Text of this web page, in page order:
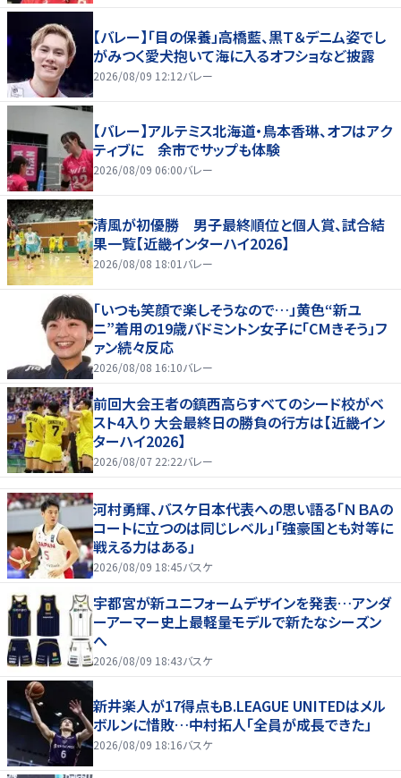
【バレー】「目の保養」高橋藍、黒Ｔ＆デニム姿でし
がみつく愛犬抱いて海に入るオフショなど披露
2026/08/09 12:12バレー
【バレー】アルテミス北海道・鳥本香琳、オフはアク
ティブに 余市でサップも体験
2026/08/09 06:00バレー
清風が初優勝 男子最終順位と個人賞、試合結
果一覧【近畿インターハイ2026】
2026/08/08 18:01 バレー
「いつも笑顔で楽しそうなので…」黄色“新ユ
ニ”着用の19歳バドミントン女子に「CMきそう」フ
ァン続々反応
2026/08/08 16:10バレー
前回大会王者の鎮西高らすべてのシード校がベ
スト4入り 大会最終日の勝負の行方は【近畿イン
ターハイ2026】
2026/08/07 22:22バレー
河村勇輝、バスケ日本代表への思い語る「ＮＢＡの
コートに立つのは同じレベル」「強豪国とも対等に
戦える力はある」
2026/08/09 18:45バスケ
宇都宮が新ユニフォームデザインを発表…アンダ
ーアーマー史上最軽量モデルで新たなシーズン
へ
2026/08/09 18:43バスケ
新井楽人が17得点もB.LEAGUE UNITEDはメル
ボルンに惜敗…中村拓人「全員が成長できた」
2026/08/09 18:16バスケ